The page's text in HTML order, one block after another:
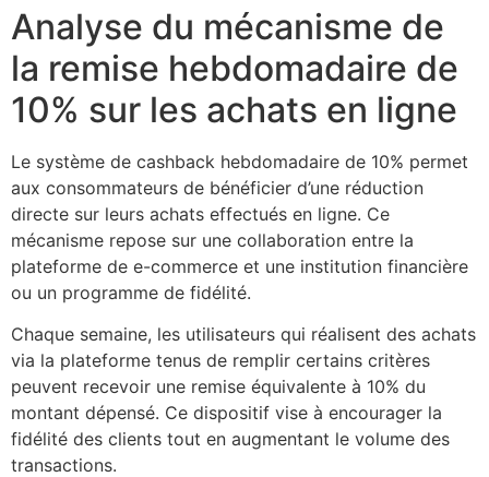
Analyse du mécanisme de
la remise hebdomadaire de
10% sur les achats en ligne
Le système de cashback hebdomadaire de 10% permet
aux consommateurs de bénéficier d’une réduction
directe sur leurs achats effectués en ligne. Ce
mécanisme repose sur une collaboration entre la
plateforme de e-commerce et une institution financière
ou un programme de fidélité.
Chaque semaine, les utilisateurs qui réalisent des achats
via la plateforme tenus de remplir certains critères
peuvent recevoir une remise équivalente à 10% du
montant dépensé. Ce dispositif vise à encourager la
fidélité des clients tout en augmentant le volume des
transactions.